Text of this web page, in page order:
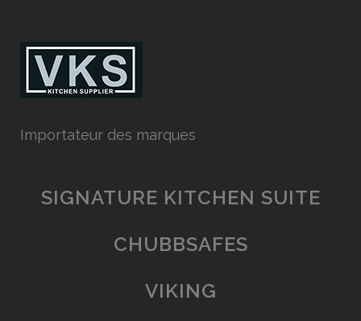
Importateur des marques
SIGNATURE KITCHEN SUITE
CHUBBSAFES
VIKING